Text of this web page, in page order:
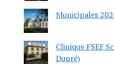
Municipales
Clinique FSEF
Dupré)